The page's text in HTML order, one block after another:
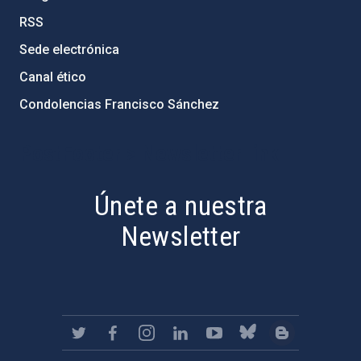
RSS
Sede electrónica
Canal ético
Condolencias Francisco Sánchez
Únete a nuestra
Newsletter